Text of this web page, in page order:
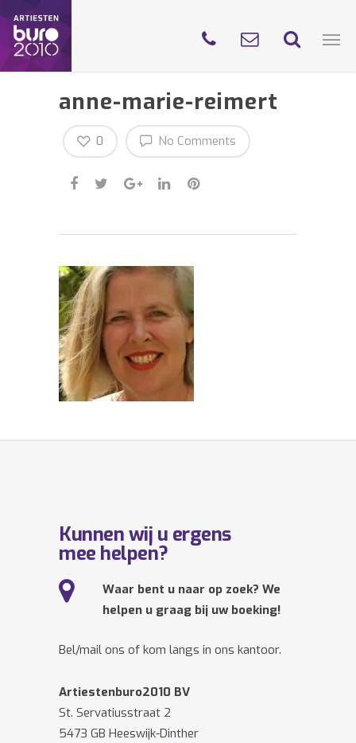
anne-marie-reimert
No Comments
0
Kunnen wij u ergens
mee helpen?
Waar bent u naar op zoek? We
helpen u graag bij uw boeking!
Bel/mail ons of kom langs in ons kantoor.
Artiestenburo2010 BV
St. Servatiusstraat 2
5473 GB Heeswijk-Dinther